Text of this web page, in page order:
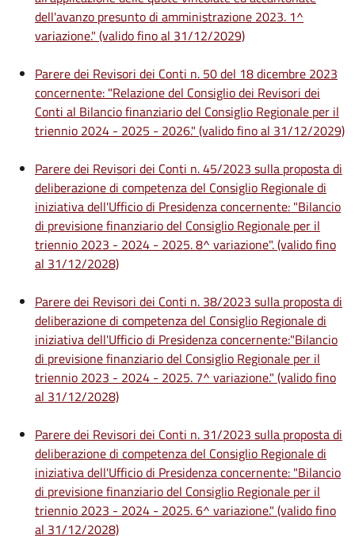
dell'avanzo presunto di amministrazione 2023. 1^
variazione." (valido fino al 31/12/2029)
Parere dei Revisori dei Conti n. 50 del 18 dicembre 2023
concernente: "Relazione del Consiglio dei Revisori dei
Conti al Bilancio finanziario del Consiglio Regionale per il
triennio 2024 - 2025 - 2026." (valido fino al 31/12/2029)
Parere dei Revisori dei Conti n. 45/2023 sulla proposta di
deliberazione di competenza del Consiglio Regionale di
iniziativa dell'Ufficio di Presidenza concernente: "Bilancio
di previsione finanziario del Consiglio Regionale per il
triennio 2023 - 2024 - 2025. 8^ variazione". (valido fino
al 31/12/2028)
Parere dei Revisori dei Conti n. 38/2023 sulla proposta di
deliberazione di competenza del Consiglio Regionale di
iniziativa dell'Ufficio di Presidenza concernente:"Bilancio
di previsione finanziario del Consiglio Regionale per il
triennio 2023 - 2024 - 2025. 7^ variazione." (valido fino
al 31/12/2028)
Parere dei Revisori dei Conti n. 31/2023 sulla proposta di
deliberazione di competenza del Consiglio Regionale di
iniziativa dell'Ufficio di Presidenza concernente: "Bilancio
di previsione finanziario del Consiglio Regionale per il
triennio 2023 - 2024 - 2025. 6^ variazione." (valido fino
al 31/12/2028)